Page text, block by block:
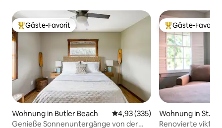
Beliebter Gäste-Favorit.
Gäste-Favorit
Wohnung in Butler Beach Durchschnittliche Bewertung:
4,93 (335)
Genieße Sonnenuntergänge von der
Beliebter Gäste-
Gäste-Favorit
Wohnung in St.
Renovierte